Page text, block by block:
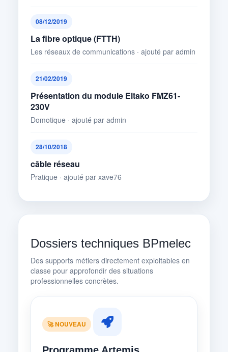
08/12/2019
La fibre optique (FTTH)
Les réseaux de communications · ajouté par admin
21/02/2019
Présentation du module Eltako FMZ61-
230V
Domotique · ajouté par admin
28/10/2018
câble réseau
Pratique · ajouté par xave76
Dossiers techniques BPmelec
Des supports métiers directement exploitables en
classe pour approfondir des situations
professionnelles concrètes.
🚀 NOUVEAU